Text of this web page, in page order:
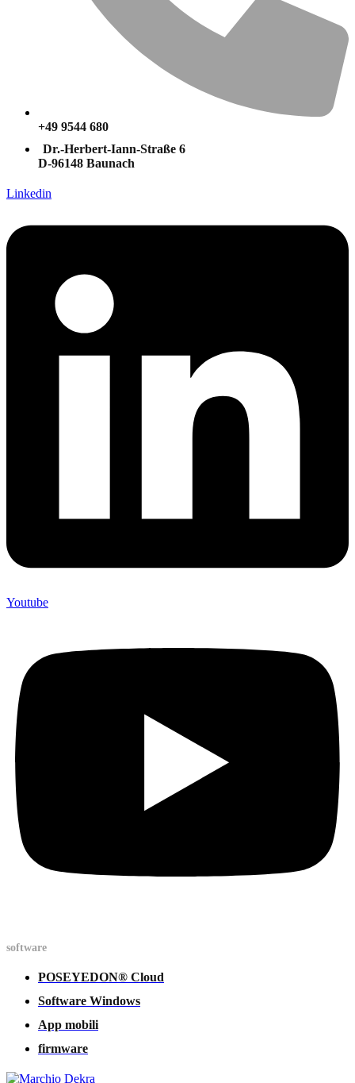
+49 9544 680
Dr.-Herbert-Iann-Straße 6
D-96148 Baunach
Linkedin
Youtube
software
POSEYEDON® Cloud
Software Windows
App mobili
firmware